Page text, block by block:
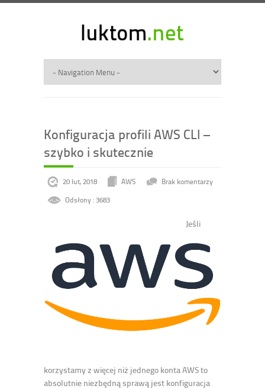
Konfiguracja profili AWS CLI –
szybko i skutecznie
20 lut, 2018 AWS
Brak komentarzy
Odsłony : 3683
Jeśli
korzystamy z więcej niż jednego konta AWS to
absolutnie niezbędną sprawą jest konfiguracja